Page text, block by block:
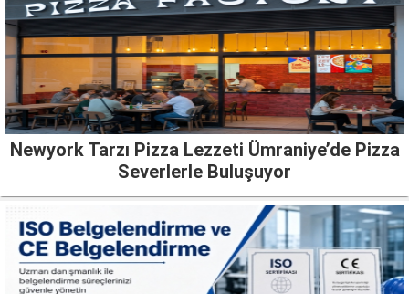
Newyork Tarzı Pizza Lezzeti Ümraniye’de Pizza
Severlerle Buluşuyor